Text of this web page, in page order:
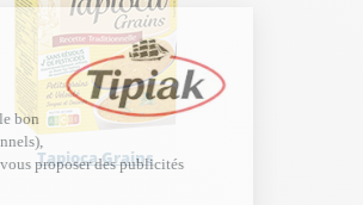
Tapioca Grains